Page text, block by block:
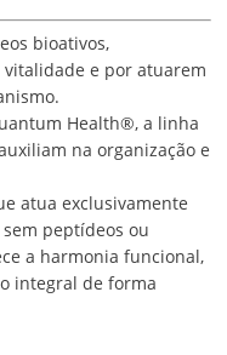
bioativos,
vitalidade e por atuarem
Health®, a linha
na organização e
atua exclusivamente
peptídeos ou
a harmonia funcional,
integral de forma